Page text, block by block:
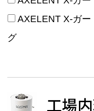
AXELENT X-ガー
グ
工場